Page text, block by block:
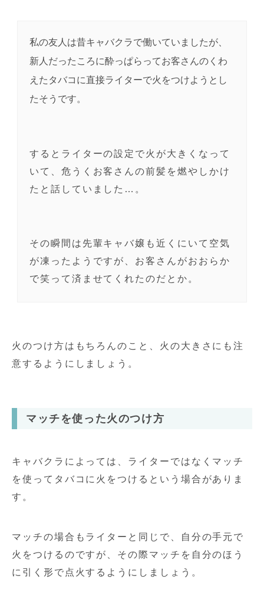
私の友人は昔キャバクラで働いていましたが、
新人だったころに酔っぱらってお客さんのくわ
えたタバコに直接ライターで火をつけようとし
たそうです。
するとライターの設定で火が大きくなって
いて、危うくお客さんの前髪を燃やしかけ
たと話していました…。
その瞬間は先輩キャバ嬢も近くにいて空気
が凍ったようですが、お客さんがおおらか
で笑って済ませてくれたのだとか。
火のつけ方はもちろんのこと、火の大きさにも注
意するようにしましょう。
マッチを使った火のつけ方
キャバクラによっては、ライターではなくマッチ
を使ってタバコに火をつけるという場合がありま
す。
マッチの場合もライターと同じで、自分の手元で
火をつけるのですが、その際マッチを自分のほう
に引く形で点火するようにしましょう。